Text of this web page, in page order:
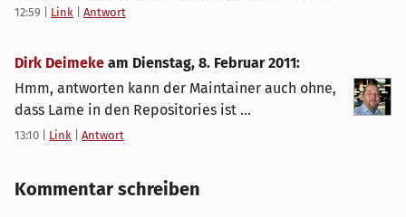
12:59 Link Antwort
Dirk Deimeke am Dienstag, 8. Februar 2011:
Hmm, antworten kann der Maintainer auch ohne,
dass Lame in den Repositories ist ...
13:10 Link Antwort
Kommentar schreiben